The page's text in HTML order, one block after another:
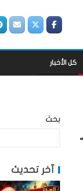
كل الأخبار
بحث
آخر تحديث